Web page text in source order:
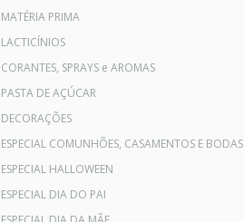
MATÉRIA PRIMA
LACTICÍNIOS
CORANTES, SPRAYS e AROMAS
PASTA DE AÇÚCAR
DECORAÇÕES
ESPECIAL COMUNHÕES, CASAMENTOS E BODAS
ESPECIAL HALLOWEEN
ESPECIAL DIA DO PAI